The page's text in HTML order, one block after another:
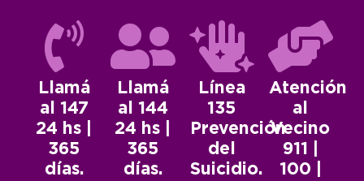
Llamá
al 147
24 hs |
365
días.
Llamá
al 144
24 hs |
365
días.
Línea
135
Prevención
del
Suicidio.
Atención
al
Vecino
911 |
100 |